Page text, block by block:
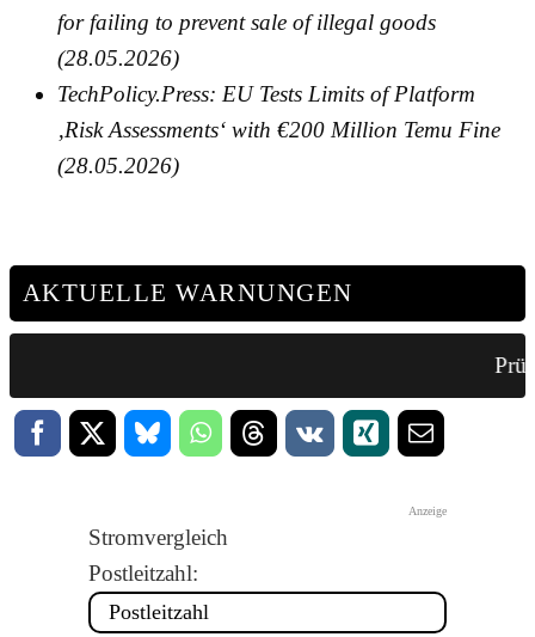
for failing to prevent sale of illegal goods
(28.05.2026)
TechPolicy.Press: EU Tests Limits of Platform
‚Risk Assessments‘ with €200 Million Temu Fine
(28.05.2026)
AKTUELLE WARNUNGEN
Anzeige
Stromvergleich
Postleitzahl: